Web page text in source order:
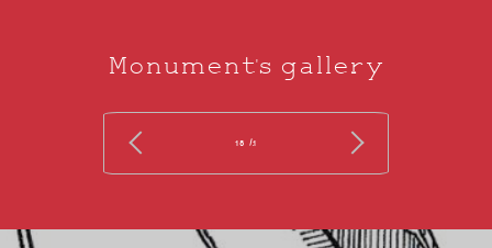
Monument's gallery
1
/ 18